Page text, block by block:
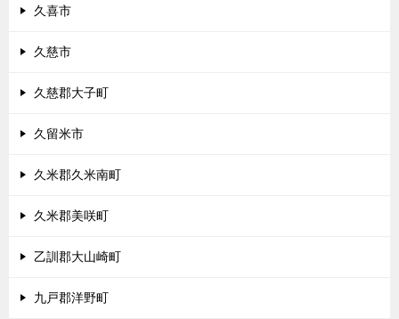
久喜市
久慈市
久慈郡大子町
久留米市
久米郡久米南町
久米郡美咲町
乙訓郡大山崎町
九戸郡洋野町